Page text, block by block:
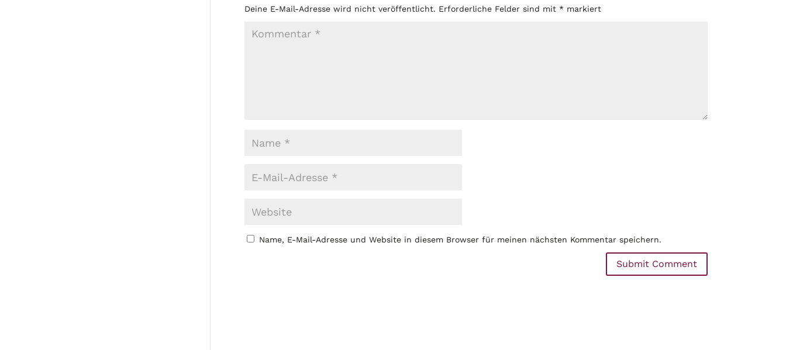
Deine E-Mail-Adresse wird nicht veröffentlicht. Erforderliche Felder sind mit *markiert
Name, E-Mail-Adresse und Website in diesem Browser für meinen nächsten Kommentar speichern.